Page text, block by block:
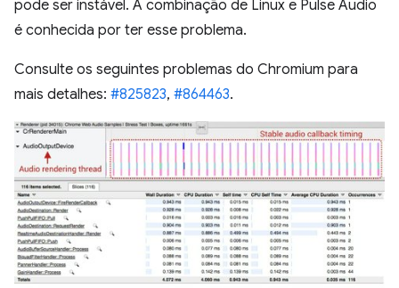
pode ser instável. A combinação de Linux e Pulse Audio
é conhecida por ter esse problema.
Consulte os seguintes problemas do Chromium para
mais detalhes: #825823, #864463.